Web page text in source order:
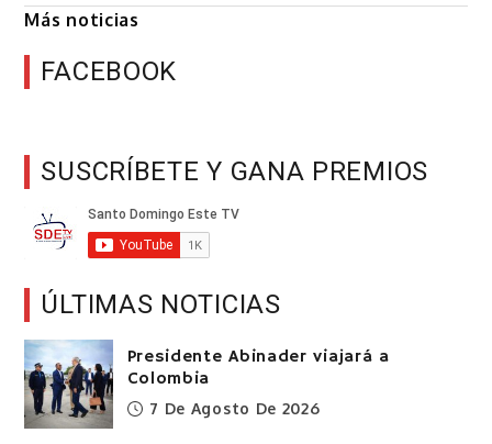
Más noticias
FACEBOOK
SUSCRÍBETE Y GANA PREMIOS
ÚLTIMAS NOTICIAS
Presidente Abinader viajará a
Colombia
7 De Agosto De 2026